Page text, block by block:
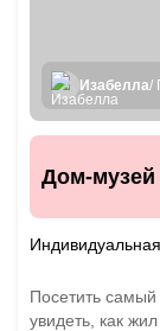
Изабелла/
Дом-музей
Индивидуальная
Посетить самый
увидеть, как